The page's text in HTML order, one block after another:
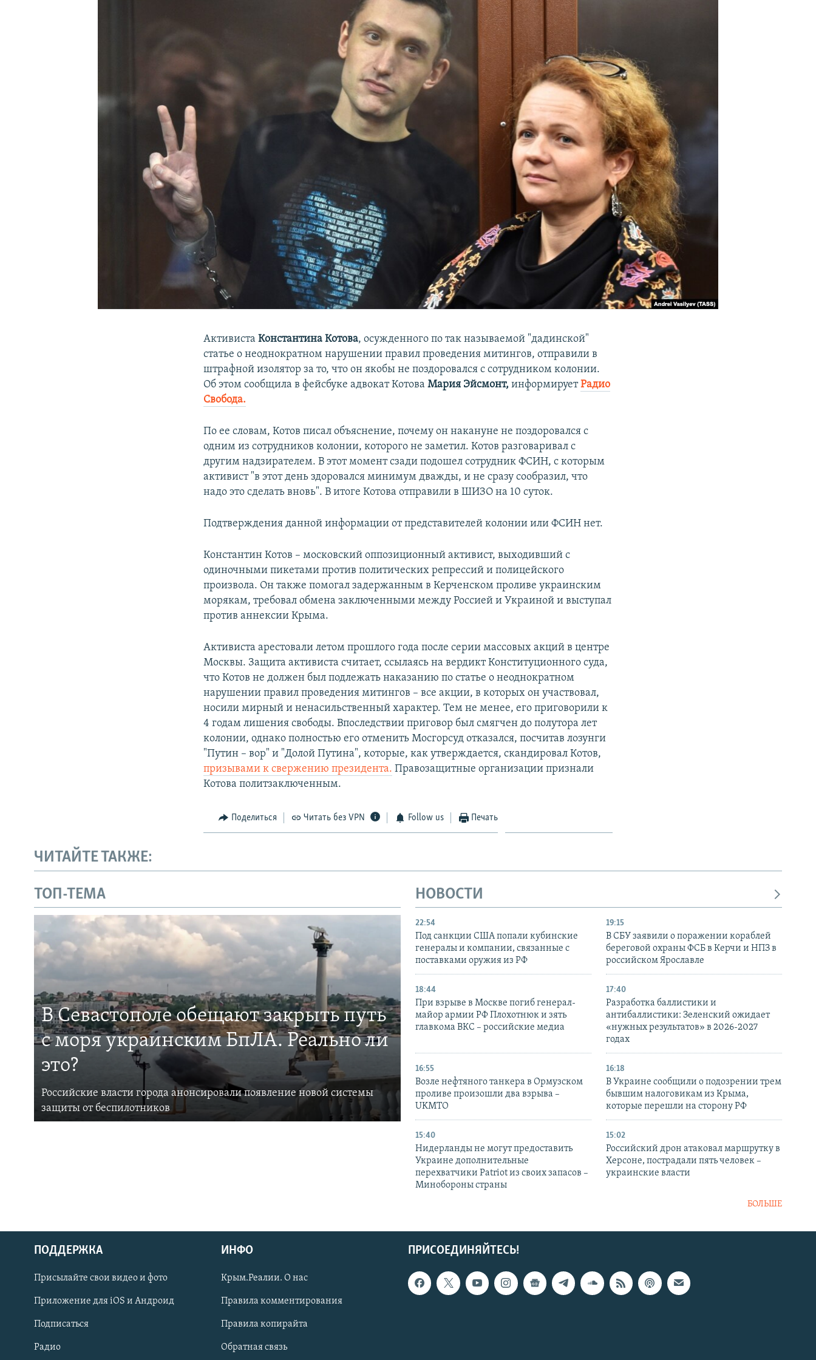
Українською
Qırımtatar
ПРИСОЕДИНЯЙТЕСЬ!
Активиста Константина Котова, осужденного по так называемой "дадинской"
статье о неоднократном нарушении правил проведения митингов, отправили в
штрафной изолятор за то, что он якобы не поздоровался с сотрудником колонии.
Об этом сообщила в фейсбуке адвокат КотоваМария Эйсмонт,информирует Радио
Свобода.
По ее словам, Котов писал объяснение, почему он накануне не поздоровался с
одним из сотрудников колонии, которого не заметил. Котов разговаривал с
другим надзирателем. В этот момент сзади подошел сотрудник ФСИН, с которым
активист "в этот день здоровался минимум дважды, и не сразу сообразил, что
надо это сделать вновь". В итоге Котова отправили в ШИЗО на 10 суток.
Подтверждения данной информации от представителей колонии или ФСИН нет.
Константин Котов – московский оппозиционный активист, выходивший с
одиночными пикетами против политических репрессий и полицейского
произвола. Он также помогал задержанным в Керченском проливе украинским
морякам, требовал обмена заключенными между Россией и Украиной и выступал
против аннексии Крыма.
Активиста арестовали летом прошлого года после серии массовых акций в центре
Москвы. Защита активиста считает, ссылаясь на вердикт Конституционного суда,
что Котов не должен был подлежать наказанию по статье о неоднократном
нарушении правил проведения митингов – все акции, в которых он участвовал,
носили мирный и ненасильственный характер. Тем не менее, его приговорили к
4 годам лишения свободы. Впоследствии приговор был смягчен до полутора лет
колонии, однако полностью его отменить Мосгорсуд отказался, посчитав лозунги
"Путин – вор" и "Долой Путина"​, которые, как утверждается, скандировал Котов,
призывами к свержению президента. Правозащитные организации признали
Котова политзаключенным.
Поделиться Читать без VPN Follow us Печать
ЧИТАЙТЕ ТАКЖЕ:
ТОП-ТЕМА
В Севастополе обещают закрыть путь
с моря украинским БпЛА. Реально ли
это?
Российские власти города анонсировали появление новой системы
защиты от беспилотников
НОВОСТИ
22:54
Под санкции США попали кубинские
генералы и компании, связанные с
поставками оружия из РФ
19:15
В СБУ заявили о поражении кораблей
береговой охраны ФСБ в Керчи и НПЗ в
российском Ярославле
18:44
При взрыве в Москве погиб генерал-
майор армии РФ Плохотнюк и зять
главкома ВКС – российские медиа
17:40
Разработка баллистики и
антибаллистики: Зеленский ожидает
«нужных результатов» в 2026-2027
годах
16:55
Возле нефтяного танкера в Ормузском
проливе произошли два взрыва –
UKMTO
16:18
В Украине сообщили о подозрении трем
бывшим налоговикам из Крыма,
которые перешли на сторону РФ
15:40
Нидерланды не могут предоставить
Украине дополнительные
перехватчики Patriot из своих запасов –
Минобороны страны
15:02
Российский дрон атаковал маршрутку в
Херсоне, пострадали пять человек –
украинские власти
БОЛЬШЕ
ПРИСОЕДИНЯЙТЕСЬ!
ПОДДЕРЖКА
Присылайте свои видео и фото
Приложение для iOS и Андроид
Подписаться
Радио
ИНФО
Крым.Реалии. О нас
Правила комментирования
Правила копирайта
Обратная связь